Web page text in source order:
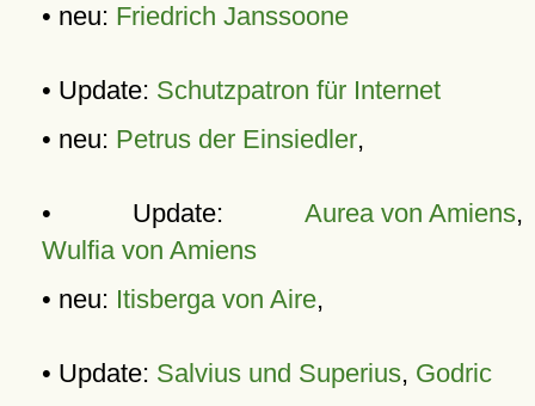
• neu: Friedrich Janssoone
• Update: Schutzpatron für Internet
• neu: Petrus der Einsiedler,
• Update: Aurea von Amiens,
Wulfia von Amiens
• neu: Itisberga von Aire,
• Update: Salvius und Superius, Godric